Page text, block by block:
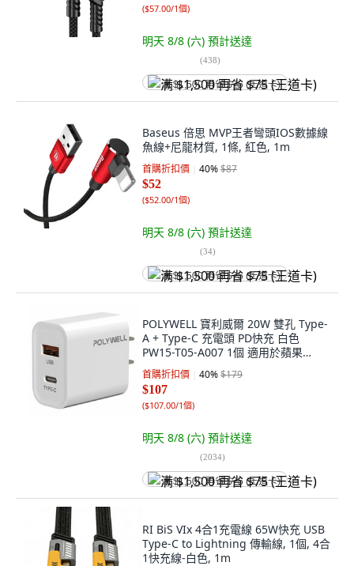
($57.00/1個)
明天 8/8 (六) 預計送達
(438)
满 $1,500 再省 $75 (王道卡)
Baseus 倍思 MVP王者彎頭IOS數據線
魚線+尼龍材質, 1條, 紅色, 1m
首購折扣價 40%$87
$52
($52.00/1個)
明天 8/8 (六) 預計送達
(34)
满 $1,500 再省 $75 (王道卡)
POLYWELL 寶利威爾 20W 雙孔 Type-
A + Type-C 充電頭 PD快充 白色
PW15-T05-A007 1個 適用於蘋果
iPhone
首購折扣價 40%$179
$107
($107.00/1個)
明天 8/8 (六) 預計送達
(2034)
满 $1,500 再省 $75 (王道卡)
RI BiS VIx 4合1充電線 65W快充 USB
Type-C to Lightning 傳輸線, 1個, 4合
1快充線-白色, 1m